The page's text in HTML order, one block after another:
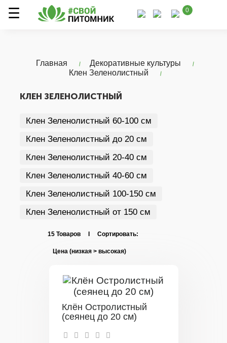
0
Главная
Декоративные культуры
Клен Зеленолистный
КЛЕН ЗЕЛЕНОЛИСТНЫЙ
Клен Зеленолистный 60-100 см
Клен Зеленолистный до 20 см
Клен Зеленолистный 20-40 см
Клен Зеленолистный 40-60 см
Клен Зеленолистный 100-150 см
Клен Зеленолистный от 150 см
15 Товаров I Сортировать:
Клён Остролистный
(сеянец до 20 см)